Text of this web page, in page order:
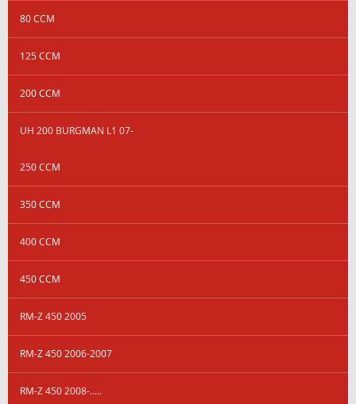
80 CCM
125 CCM
200 CCM
UH 200 BURGMAN L1 07-
250 CCM
350 CCM
400 CCM
450 CCM
RM-Z 450 2005
RM-Z 450 2006-2007
RM-Z 450 2008-.....